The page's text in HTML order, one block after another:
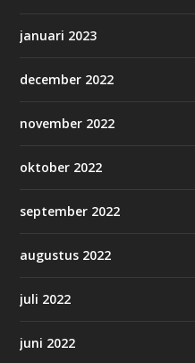
januari 2023
december 2022
november 2022
oktober 2022
september 2022
augustus 2022
juli 2022
juni 2022